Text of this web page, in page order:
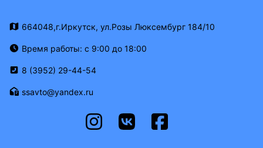
664048,г.Иркутск, ул.Розы Люксембург 184/10
Время работы: с 9:00 до 18:00
8 (3952) 29-44-54
ssavto@yandex.ru